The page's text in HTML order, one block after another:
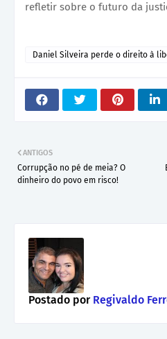
refletir sobre o futuro da
Daniel Silveira perde o direito à
ANTIGOS
Corrupção no pé de meia? O
dinheiro do povo em risco!
Postado porRegivaldo